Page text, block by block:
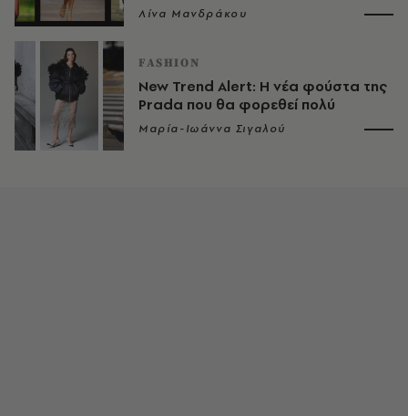
Λίνα Μανδράκου
FASHION
New Trend Alert: Η νέα φούστα της
Prada που θα φορεθεί πολύ
Μαρία-Ιωάννα Σιγαλού